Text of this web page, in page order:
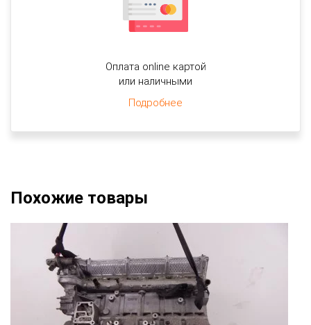
Оплата online картой
или наличными
Подробнее
Похожие товары